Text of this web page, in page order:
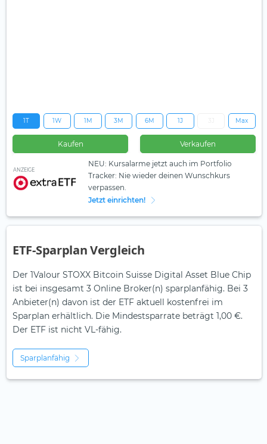
1T 1W 1M 3M 6M 1J Max
Kaufen Verkaufen
ANZEIGE
NEU: Kursalarme jetzt auch im Portfolio
Tracker: Nie wieder deinen Wunschkurs
verpassen.
Jetzt einrichten!
ETF-Sparplan Vergleich
Der 1Valour STOXX Bitcoin Suisse Digital Asset Blue Chip
ist bei insgesamt 3 Online Broker(n) sparplanfähig. Bei 3
Anbieter(n) davon ist der ETF aktuell kostenfrei im
Sparplan erhältlich. Die Mindestsparrate beträgt 1,00 €.
Der ETF ist nicht VL-fähig.
Sparplanfähig